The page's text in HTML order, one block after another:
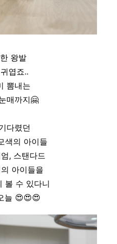
왕발
엽죠..
뽐내는
매까지🤗
다렸던
색의 아이들
, 스탠다드
아이들을
볼 수 있다니
늘 😍😍😍